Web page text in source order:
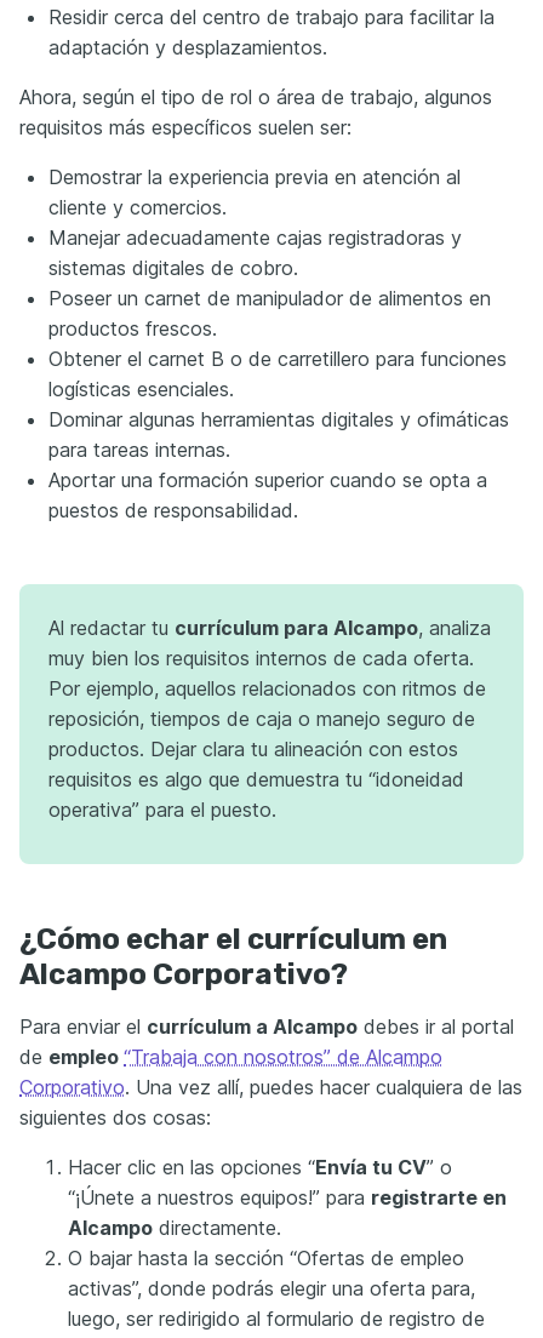
Residir cerca del centro de trabajo para facilitar la
adaptación y desplazamientos.
Ahora, según el tipo de rol o área de trabajo, algunos
requisitos más específicos suelen ser:
Demostrar la experiencia previa en atención al
cliente y comercios.
Manejar adecuadamente cajas registradoras y
sistemas digitales de cobro.
Poseer un carnet de manipulador de alimentos en
productos frescos.
Obtener el carnet B o de carretillero para funciones
logísticas esenciales.
Dominar algunas herramientas digitales y ofimáticas
para tareas internas.
Aportar una formación superior cuando se opta a
puestos de responsabilidad.
Al redactar tu currículum para Alcampo, analiza
muy bien los requisitos internos de cada oferta.
Por ejemplo, aquellos relacionados con ritmos de
reposición, tiempos de caja o manejo seguro de
productos. Dejar clara tu alineación con estos
requisitos es algo que demuestra tu “idoneidad
operativa” para el puesto.
¿Cómo echar el currículum en
Alcampo Corporativo?
Para enviar el currículum a Alcampo debes ir al portal
de empleo “Trabaja con nosotros” de Alcampo
Corporativo. Una vez allí, puedes hacer cualquiera de las
siguientes dos cosas:
Hacer clic en las opciones “Envía tu CV” o
“¡Únete a nuestros equipos!” para registrarte en
Alcampo directamente.
O bajar hasta la sección “Ofertas de empleo
activas”, donde podrás elegir una oferta para,
luego, ser redirigido al formulario de registro de